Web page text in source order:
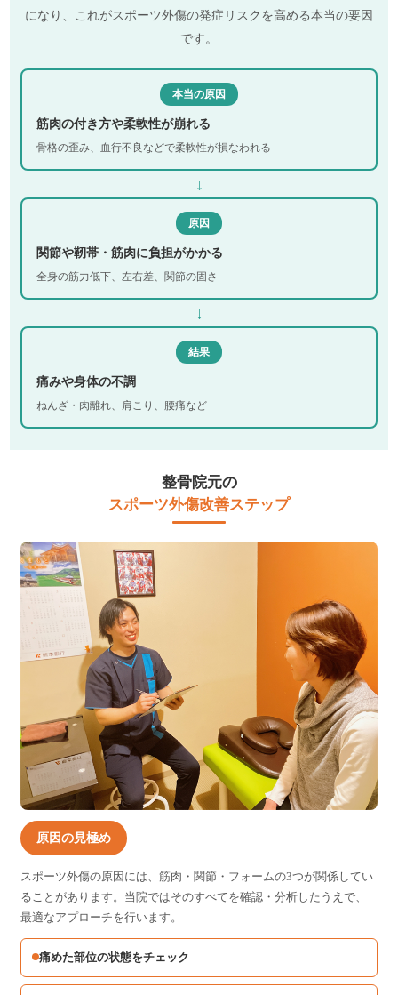
になり、これがスポーツ外傷の発症リスクを高める本当の要因
です。
本当の原因
筋肉の付き方や柔軟性が崩れる
骨格の歪み、血行不良などで柔軟性が損なわれる
↓
原因
関節や靭帯・筋肉に負担がかかる
全身の筋力低下、左右差、関節の固さ
↓
結果
痛みや身体の不調
ねんざ・肉離れ、肩こり、腰痛など
整骨院元の
スポーツ外傷改善ステップ
原因の見極め
スポーツ外傷の原因には、筋肉・関節・フォームの3つが関係してい
ることがあります。当院ではそのすべてを確認・分析したうえで、
最適なアプローチを行います。
痛めた部位の状態をチェック